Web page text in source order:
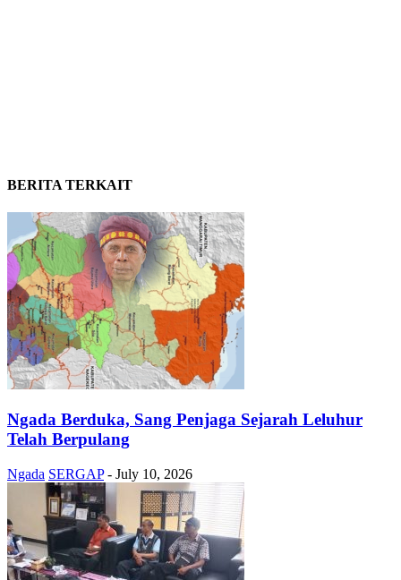
BERITA TERKAIT
Ngada Berduka, Sang Penjaga Sejarah Leluhur
Telah Berpulang
Ngada SERGAP - July 10, 2026